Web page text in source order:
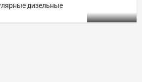
дизельные